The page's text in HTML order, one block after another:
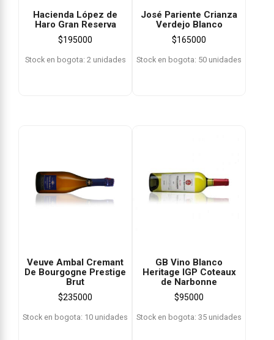
Hacienda López de
Haro Gran Reserva
$195000
Stock en bogota: 2 unidades
José Pariente Crianza
Verdejo Blanco
$165000
Stock en bogota: 50 unidades
Veuve Ambal Cremant
De Bourgogne Prestige
Brut
$235000
Stock en bogota: 10 unidades
GB Vino Blanco
Heritage IGP Coteaux
de Narbonne
$95000
Stock en bogota: 35 unidades